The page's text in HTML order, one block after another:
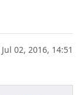
Jul 02, 2016, 14:51